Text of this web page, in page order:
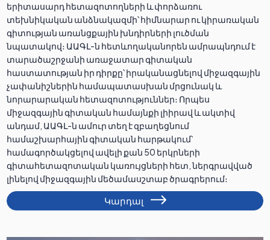
երիտասարդ հետազոտողների և փորձառու
տեխնիկական անձնակազմի՝ հիմնարար ու կիրառական
գիտության առանցքային խնդիրների լուծման
նպատակով։ ԱԱԳԼ-ն հետևողականորեն ամրապնդում է
տարածաշրջանի առաջատար գիտական
հաստատության իր դիրքը՝ իրականացնելով միջազգային
չափանիշներին համապատասխան մրցունակ և
նորարարական հետազոտություններ։ Որպես
միջազգային գիտական համայնքի լիիրավ և ակտիվ
անդամ, ԱԱԳԼ-ն ամուր տեղ է զբաղեցնում
համաշխարհային գիտական հարթակում՝
համագործակցելով ավելի քան 50 երկրների
գիտահետազոտական կառույցների հետ, ներգրավված
լինելով միջազգային մեծամասշտաբ ծրագրերում։
Կարդալ